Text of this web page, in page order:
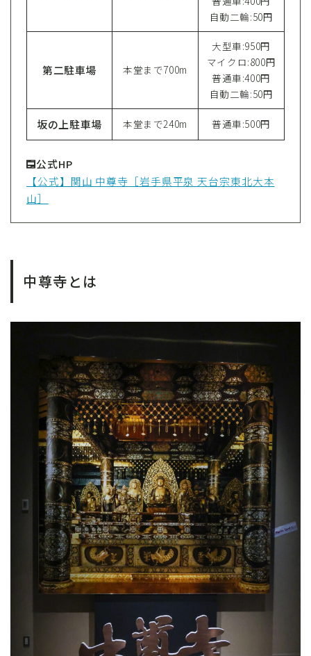
自動二輪:50円
第二駐車場 本堂まで700m
大型車:950円
マイクロ:800円
普通車:400円
自動二輪:50円
坂の上駐車場 本堂まで240m 普通車:500円
公式HP
【公式】関山 中尊寺［岩手県平泉 天台宗東北大本
山］
中尊寺とは